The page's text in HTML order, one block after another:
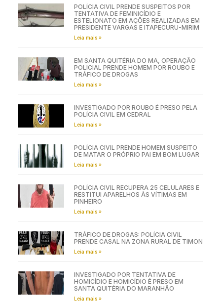
POLÍCIA CIVIL PRENDE SUSPEITOS POR
TENTATIVA DE FEMINICÍDIO E
ESTELIONATO EM AÇÕES REALIZADAS EM
PRESIDENTE VARGAS E ITAPECURU-MIRIM
Leia mais »
EM SANTA QUITÉRIA DO MA, OPERAÇÃO
POLICIAL PRENDE HOMEM POR ROUBO E
TRÁFICO DE DROGAS
Leia mais »
INVESTIGADO POR ROUBO É PRESO PELA
POLÍCIA CIVIL EM CEDRAL
Leia mais »
POLÍCIA CIVIL PRENDE HOMEM SUSPEITO
DE MATAR O PRÓPRIO PAI EM BOM LUGAR
Leia mais »
POLÍCIA CIVIL RECUPERA 25 CELULARES E
RESTITUI APARELHOS ÀS VÍTIMAS EM
PINHEIRO
Leia mais »
TRÁFICO DE DROGAS: POLÍCIA CIVIL
PRENDE CASAL NA ZONA RURAL DE TIMON
Leia mais »
INVESTIGADO POR TENTATIVA DE
HOMICÍDIO E HOMICÍDIO É PRESO EM
SANTA QUITÉRIA DO MARANHÃO
Leia mais »